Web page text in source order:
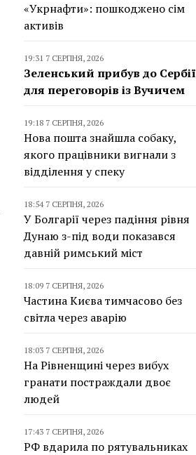
«Укрнафти»: пошкоджено сім
активів
19:31 7 СЕРПНЯ, 2026
Зеленський прибув до Сербії
для переговорів із Вучичем
19:18 7 СЕРПНЯ, 2026
Нова пошта знайшла собаку,
якого працівники вигнали з
відділення у спеку
18:54 7 СЕРПНЯ, 2026
У Болгарії через падіння рівня
Дунаю з-під води показався
давній римський міст
18:09 7 СЕРПНЯ, 2026
Частина Києва тимчасово без
світла через аварію
18:03 7 СЕРПНЯ, 2026
На Рівненщині через вибух
гранати постраждали двоє
людей
17:43 7 СЕРПНЯ, 2026
РФ вдарила по рятувальниках